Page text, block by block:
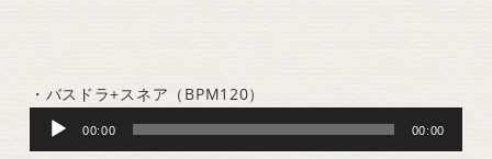
・バスドラ+スネア（BPM120）
Audio
Player
00:00 00:00